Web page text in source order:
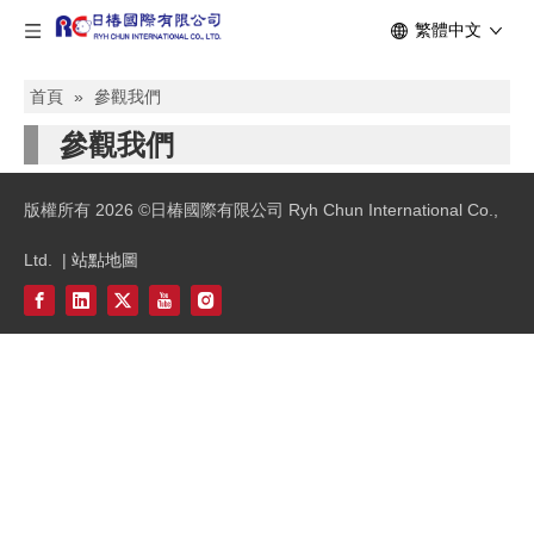
繁體中文
首頁 » 參觀我們
參觀我們
版權所有 2026 ©日椿國際有限公司 Ryh Chun International Co.,
Ltd. | 站點地圖